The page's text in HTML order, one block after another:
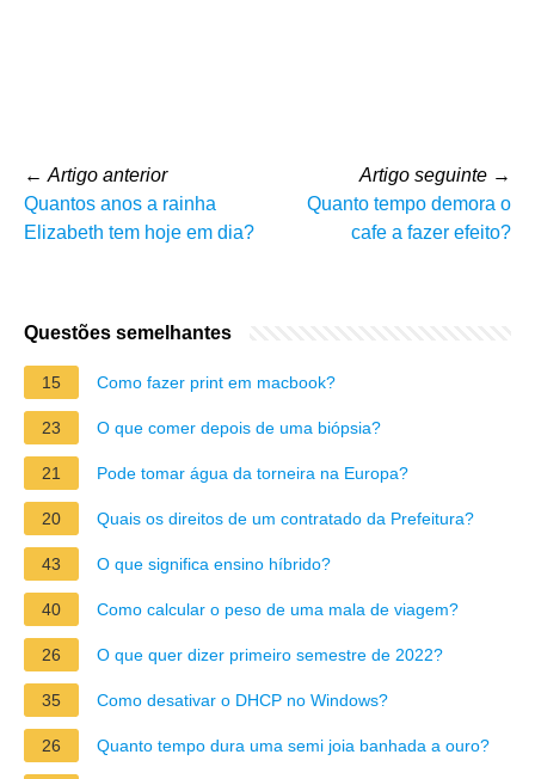
← Artigo anterior
Quantos anos a rainha
Elizabeth tem hoje em dia?
Artigo seguinte →
Quanto tempo demora o
cafe a fazer efeito?
Questões semelhantes
15 Como fazer print em macbook?
23 O que comer depois de uma biópsia?
21 Pode tomar água da torneira na Europa?
20 Quais os direitos de um contratado da Prefeitura?
43 O que significa ensino híbrido?
40 Como calcular o peso de uma mala de viagem?
26 O que quer dizer primeiro semestre de 2022?
35 Como desativar o DHCP no Windows?
26 Quanto tempo dura uma semi joia banhada a ouro?